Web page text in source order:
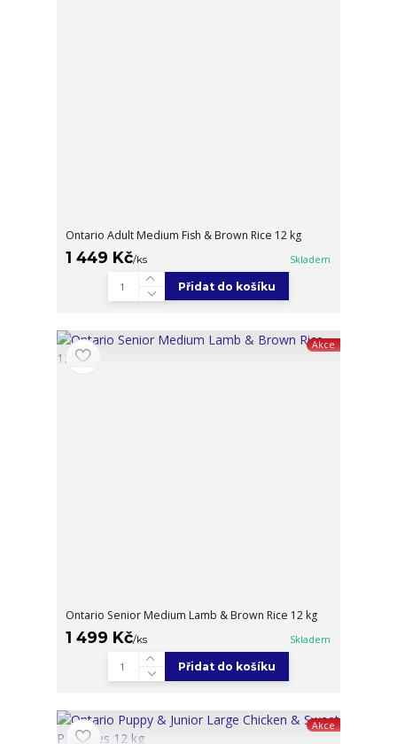
Ontario Adult Medium Fish & Brown Rice 12 kg
1 449 Kč/ks Skladem
Přidat do košíku
Akce
Ontario Senior Medium Lamb & Brown Rice 12 kg
1 499 Kč/ks Skladem
Přidat do košíku
Akce